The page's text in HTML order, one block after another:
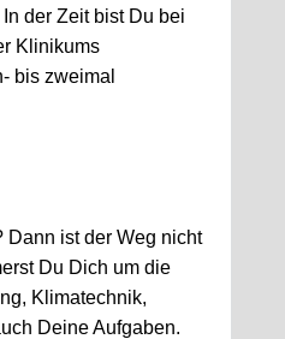
der Zeit bist Du bei
Klinikums
bis zweimal
ist der Weg nicht
Du Dich um die
Klimatechnik,
Deine Aufgaben.